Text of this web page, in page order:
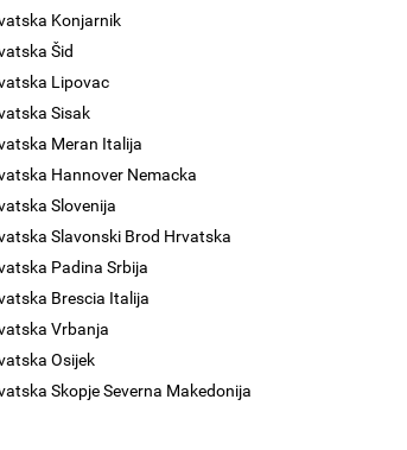
Konjarnik
Šid
Lipovac
Sisak
Meran Italija
Hannover Nemacka
Slovenija
Slavonski Brod Hrvatska
Padina Srbija
Brescia Italija
Vrbanja
Osijek
Skopje Severna Makedonija